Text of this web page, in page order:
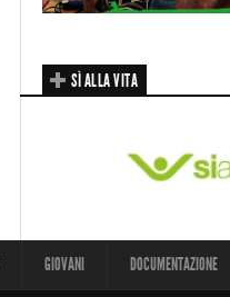
SÌ ALLA VITA
GIOVANI DOCUMENTAZIONE